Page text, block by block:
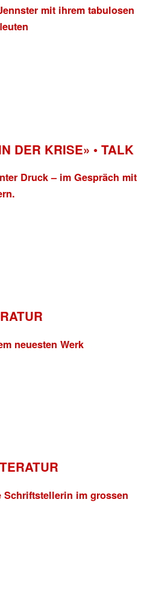
mit ihrem tabulosen
DER KRISE» • TALK
Druck – im Gespräch mit
neuesten Werk
Schriftstellerin im grossen